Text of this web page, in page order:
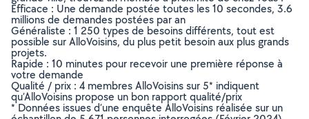
Efficace : Une demande postée toutes les 10 secondes, 3.6
millions de demandes postées par an
Généraliste : 1 250 types de besoins différents, tout est
possible sur AlloVoisins, du plus petit besoin aux plus grands
projets.
Rapide : 10 minutes pour recevoir une première réponse à
votre demande
Qualité / prix : 4 membres AlloVoisins sur 5* indiquent
qu’AlloVoisins propose un bon rapport qualité/prix
* Données issues d’une enquête AlloVoisins réalisée sur un